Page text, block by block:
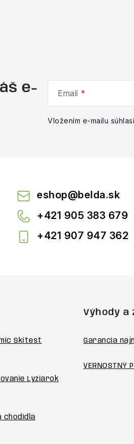
e-
Email
Vložením e-mailu
eshop@belda.sk
+421 905 383 679
+421 907 947 362
Skitest
Lyžiarok
chodidla
Výhody a
Garancia
VERNOSTNÝ